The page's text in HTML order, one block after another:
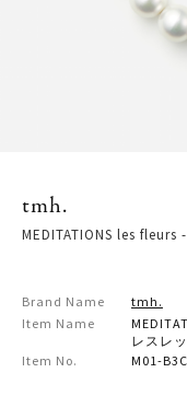
tmh.
MEDITATIONS les
Brand Name
tmh.
Item Name
レスレ
Item No.
M01-B3C